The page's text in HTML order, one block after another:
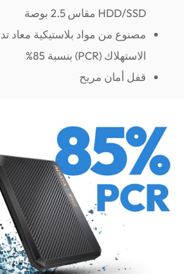
HDD/SSD مقاس 2.5 بوصة
مصنوع من مواد بلاستيكية معاد
الاستهلاك (PCR) بنسبة 85%
قفل أمان مريح